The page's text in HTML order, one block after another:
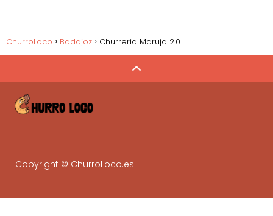
ChurroLoco Badajoz Churreria Maruja 2.0
Copyright © ChurroLoco.es
Gestiona tu negocio